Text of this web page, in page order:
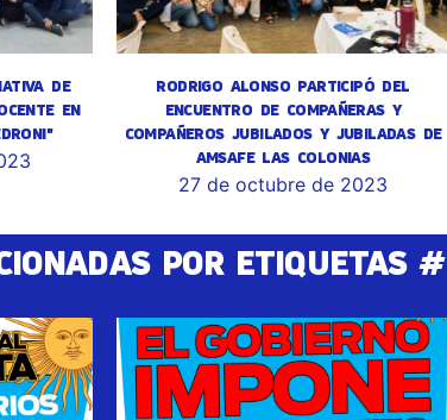
DE
EN
RODRIGO ALONSO PARTICIPÓ DEL
ENCUENTRO DE COMPAÑERAS Y
COMPAÑEROS JUBILADOS Y JUBILADAS DE
AMSAFE LAS COLONIAS
27 de octubre de 2023
POR ETIQUETAS #